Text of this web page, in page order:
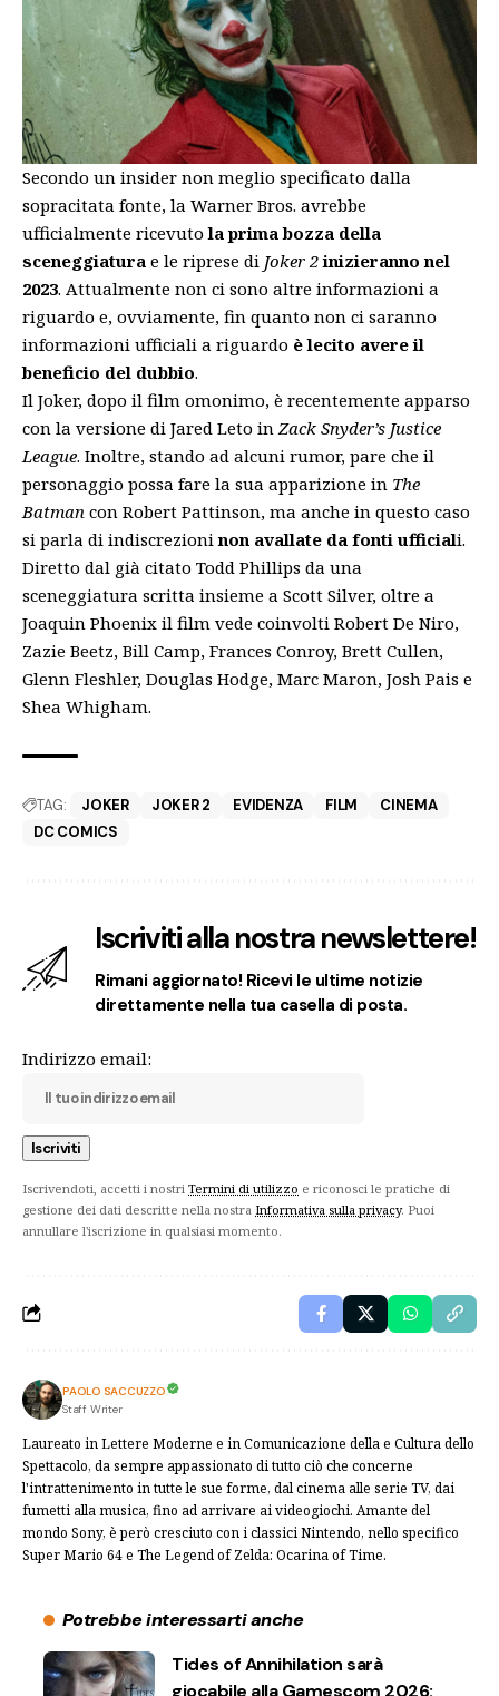
Secondo un insider non meglio specificato dalla
sopracitata fonte, la Warner Bros. avrebbe
ufficialmente ricevuto la prima bozza della
sceneggiatura e le riprese di Joker 2 inizieranno nel
2023. Attualmente non ci sono altre informazioni a
riguardo e, ovviamente, fin quanto non ci saranno
informazioni ufficiali a riguardo è lecito avere il
beneficio del dubbio.
Il Joker, dopo il film omonimo, è recentemente apparso
con la versione di Jared Leto in Zack Snyder’s Justice
League. Inoltre, stando ad alcuni rumor, pare che il
personaggio possa fare la sua apparizione in The
Batman con Robert Pattinson, ma anche in questo caso
si parla di indiscrezioni non avallate da fonti ufficiali.
Diretto dal già citato Todd Phillips da una
sceneggiatura scritta insieme a Scott Silver, oltre a
Joaquin Phoenix il film vede coinvolti Robert De Niro,
Zazie Beetz, Bill Camp, Frances Conroy, Brett Cullen,
Glenn Fleshler, Douglas Hodge, Marc Maron, Josh Pais e
Shea Whigham.
TAG: JOKER JOKER 2 EVIDENZA FILM
CINEMA
DC COMICS
Iscriviti alla nostra newslettere!
Rimani aggiornato! Ricevi le ultime notizie
direttamente nella tua casella di posta.
Indirizzo email:
Iscrivendoti, accetti i nostri Termini di utilizzo e riconosci le pratiche di
gestione dei dati descritte nella nostra Informativa sulla privacy. Puoi
annullare l'iscrizione in qualsiasi momento.
PAOLO SACCUZZO
Staff Writer
Laureato in Lettere Moderne e in Comunicazione della e Cultura dello
Spettacolo, da sempre appassionato di tutto ciò che concerne
l'intrattenimento in tutte le sue forme, dal cinema alle serie TV, dai
fumetti alla musica, fino ad arrivare ai videogiochi. Amante del
mondo Sony, è però cresciuto con i classici Nintendo, nello specifico
Super Mario 64 e The Legend of Zelda: Ocarina of Time.
Potrebbe interessarti anche
Tides of Annihilation sarà
giocabile alla Gamescom 2026: